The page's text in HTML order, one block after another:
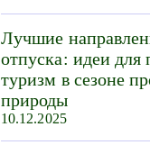
Лучшие
отпуска: идеи для
туризм в сезоне
природы
10.12.2025